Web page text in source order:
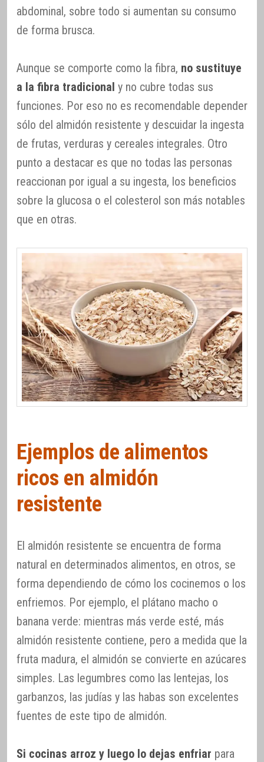
abdominal, sobre todo si aumentan su consumo
de forma brusca.
Aunque se comporte como la fibra, no sustituye
a la fibra tradicional y no cubre todas sus
funciones. Por eso no es recomendable depender
sólo del almidón resistente y descuidar la ingesta
de frutas, verduras y cereales integrales. Otro
punto a destacar es que no todas las personas
reaccionan por igual a su ingesta, los beneficios
sobre la glucosa o el colesterol son más notables
que en otras.
Ejemplos de alimentos
ricos en almidón
resistente
El almidón resistente se encuentra de forma
natural en determinados alimentos, en otros, se
forma dependiendo de cómo los cocinemos o los
enfriemos. Por ejemplo, el plátano macho o
banana verde: mientras más verde esté, más
almidón resistente contiene, pero a medida que la
fruta madura, el almidón se convierte en azúcares
simples. Las legumbres como las lentejas, los
garbanzos, las judías y las habas son excelentes
fuentes de este tipo de almidón.
Si cocinas arroz y luego lo dejas enfriar para